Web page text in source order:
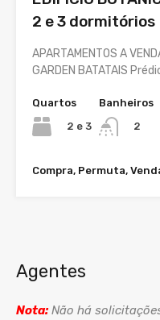
2 e 3 dormitórios
APARTAMENTOS A
GARDEN BATATAIS
Quartos
2 e 3
Banheiros
2
Compra, Permuta,
Agentes
Nota:Não há